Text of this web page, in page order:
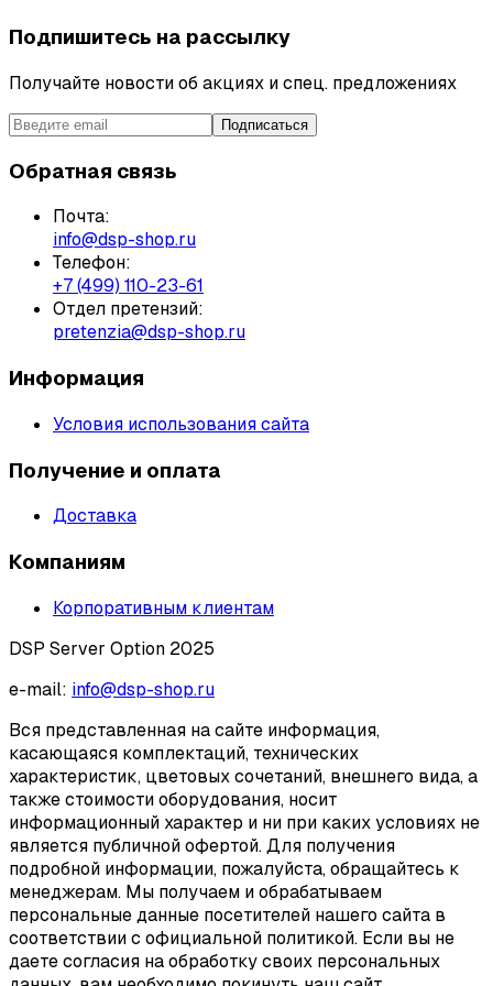
Подпишитесь на рассылку
Получайте новости об акциях и спец. предложениях
Подписаться
Обратная связь
Почта:
info@dsp-shop.ru
Телефон:
+7 (499) 110-23-61
Отдел претензий:
pretenzia@dsp-shop.ru
Информация
Условия использования сайта
Получение и оплата
Доставка
Компаниям
Корпоративным клиентам
DSP Server Option 2025
e-mail: info@dsp-shop.ru
Вся представленная на сайте информация,
касающаяся комплектаций, технических
характеристик, цветовых сочетаний, внешнего вида, а
также стоимости оборудования, носит
информационный характер и ни при каких условиях не
является публичной офертой. Для получения
подробной информации, пожалуйста, обращайтесь к
менеджерам. Мы получаем и обрабатываем
персональные данные посетителей нашего сайта в
соответствии с официальной политикой. Если вы не
даете согласия на обработку своих персональных